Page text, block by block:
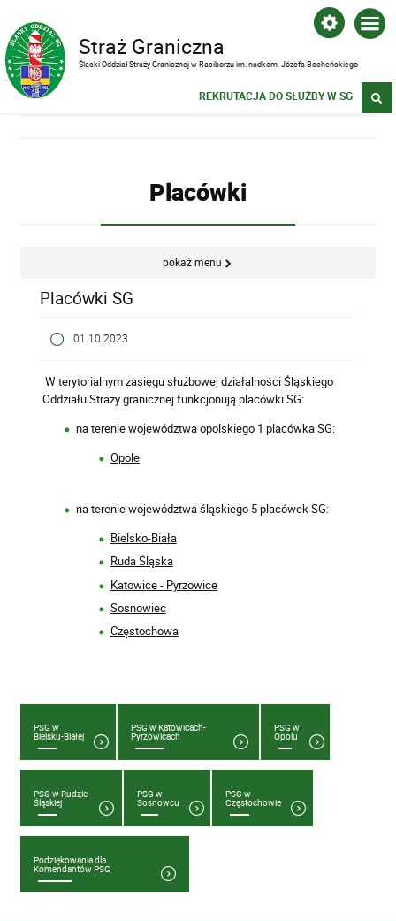
Straż Graniczna
Śląski Oddział Straży Granicznej w Raciborzu im. nadkom. Józefa Bocheńskiego
REKRUTACJA DO SŁUŻBY W SG
Placówki
pokaż menu
Placówki SG
01.10.2023
W terytorialnym zasięgu służbowej działalności Śląskiego
Oddziału Straży granicznej funkcjonują placówki SG:
na terenie województwa opolskiego 1 placówka SG:
Opole
na terenie województwa śląskiego 5 placówek SG:
Bielsko-Biała
Ruda Śląska
Katowice - Pyrzowice
Sosnowiec
Częstochowa
PSG w
Bielsku-Białej
PSG w Katowicach-
Pyrzowicach
PSG w
Opolu
PSG w Rudzie
Śląskiej
PSG w
Sosnowcu
PSG w
Częstochowie
Podziękowania dla
Komendantów PSG